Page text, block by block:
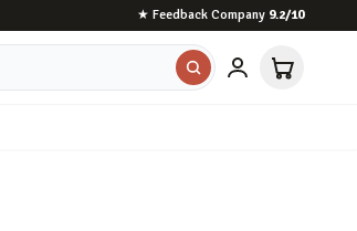
★ Feedback Company 9.2/10